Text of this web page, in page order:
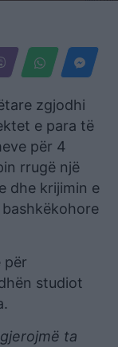
zgjodhi
e para të
për 4
rrugë një
dhe krijimin e
për
studiot
ta